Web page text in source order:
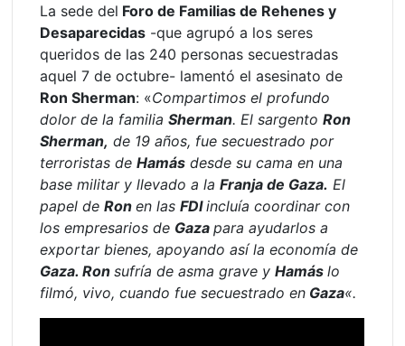
La sede del Foro de Familias de Rehenes y
Desaparecidas -que agrupó a los seres
queridos de las 240 personas secuestradas
aquel 7 de octubre- lamentó el asesinato de
Ron Sherman: «Compartimos el profundo
dolor de la familiaSherman. El sargentoRon
Sherman, de 19 años, fue secuestrado por
terroristas deHamás desde su cama en una
base militar y llevado a laFranja de Gaza. El
papel deRonen lasFDIincluía coordinar con
los empresarios de Gazapara ayudarlos a
exportar bienes, apoyando así la economía de
Gaza. Ronsufría de asma grave yHamáslo
filmó, vivo, cuando fue secuestrado en Gaza«.